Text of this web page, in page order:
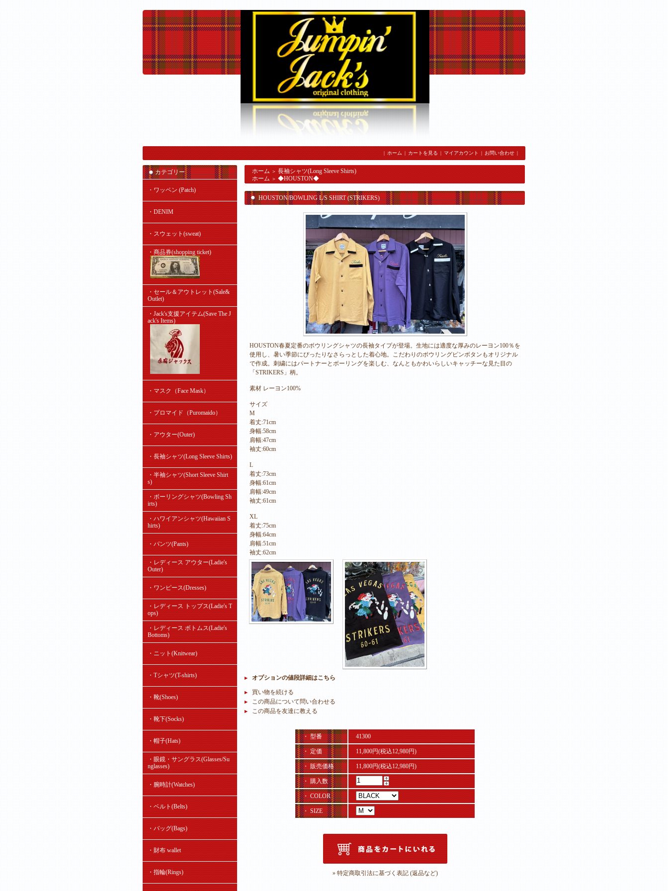
| ホーム | カートを見る | マイアカウント | お問い合わせ |
カテゴリー
・ワッペン (Patch)
・DENIM
・スウェット(sweat)
・商品券(shopping ticket)
・セール＆アウトレット(Sale&
Outlet)
・Jack's支援アイテム(Save The J
ack's Items)
・マスク（Face Mask）
・プロマイド（Puromaido）
・アウター(Outer)
・長袖シャツ(Long Sleeve Shirts)
・半袖シャツ(Short Sleeve Shirt
s)
・ボーリングシャツ(Bowling Sh
irts)
・ハワイアンシャツ(Hawaiian S
hirts)
・パンツ(Pants)
・レディース アウター(Ladie's
Outer)
・ワンピース(Dresses)
・レディース トップス(Ladie's T
ops)
・レディース ボトムス(Ladie's
Bottoms)
・ニット(Knitwear)
・Tシャツ(T-shirts)
・靴(Shoes)
・靴下(Socks)
・帽子(Hats)
・眼鏡・サングラス(Glasses/Su
nglasses)
・腕時計(Watches)
・ベルト(Belts)
・バッグ(Bags)
・財布 wallet
・指輪(Rings)
ホーム ＞ 長袖シャツ(Long Sleeve Shirts)
ホーム ＞ ◆HOUSTON◆
HOUSTON/BOWLING L/S SHIRT (STRIKERS)
HOUSTON春夏定番のボウリングシャツの長袖タイプが登場。生地には適度な厚みのレーヨン100％を
使用し、暑い季節にぴったりなさらっとした着心地。こだわりのボウリングピンボタンもオリジナル
で作成。刺繍にはパートナーとボーリングを楽しむ、なんともかわいらしいキャッチーな見た目の
「STRIKERS」柄。
素材 レーヨン100%
サイズ
M
着丈:71cm
身幅:58cm
肩幅:47cm
袖丈:60cm
L
着丈:73cm
身幅:61cm
肩幅:49cm
袖丈:61cm
XL
着丈:75cm
身幅:64cm
肩幅:51cm
袖丈:62cm
オプションの値段詳細はこちら
買い物を続ける
この商品について問い合わせる
この商品を友達に教える
・ 型番 41300
・ 定価 11,800円(税込12,980円)
・ 販売価格 11,800円(税込12,980円)
・ 購入数
・ COLOR
・ SIZE
» 特定商取引法に基づく表記 (返品など)